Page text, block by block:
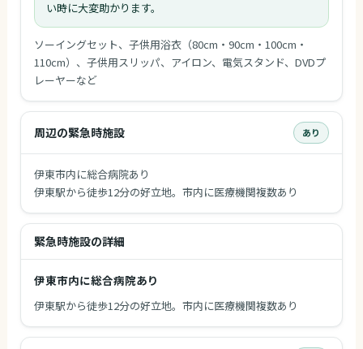
い時に大変助かります。
ソーイングセット、子供用浴衣（80cm・90cm・100cm・
110cm）、子供用スリッパ、アイロン、電気スタンド、DVDプ
レーヤーなど
周辺の緊急時施設 あり
伊東市内に総合病院あり
伊東駅から徒歩12分の好立地。市内に医療機関複数あり
緊急時施設の詳細
伊東市内に総合病院あり
伊東駅から徒歩12分の好立地。市内に医療機関複数あり